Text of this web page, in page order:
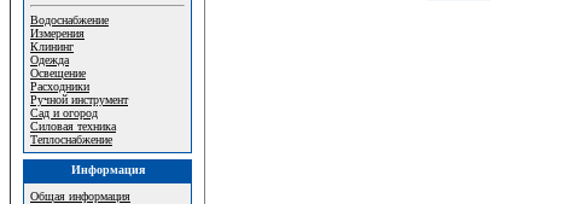
Водоснабжение
Измерения
Клининг
Одежда
Освещение
Расходники
Ручной инструмент
Сад и огород
Силовая техника
Теплоснабжение
Информация
Общая информация